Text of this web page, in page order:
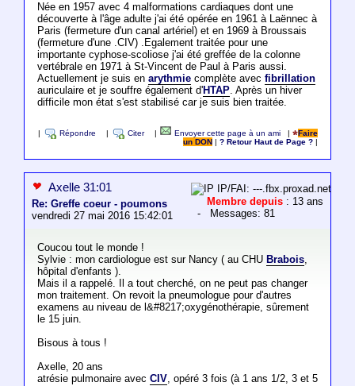
Née en 1957 avec 4 malformations cardiaques dont une
découverte à l'âge adulte j'ai été opérée en 1961 à Laënnec à
Paris (fermeture d'un canal artériel) et en 1969 à Broussais
(fermeture d'une .CIV) .Egalement traitée pour une
importante cyphose-scoliose j'ai été greffée de la colonne
vertébrale en 1971 à St-Vincent de Paul à Paris aussi.
Actuellement je suis en arythmiecomplète avec fibrillation
auriculaire et je souffre également d'HTAP. Après un hiver
difficile mon état s'est stabilisé car je suis bien traitée.
Répondre Citer Envoyer cette page à un ami |
Faire
un DON
|? Retour Haut de Page ?
Axelle 31:01
Re: Greffe coeur - poumons
vendredi 27 mai 2016 15:42:01
IP/FAI: ---.fbx.proxad.net
Membre depuis : 13 ans
- Messages: 81
Coucou tout le monde !
Sylvie : mon cardiologue est sur Nancy ( au CHU Brabois,
hôpital d'enfants ).
Mais il a rappelé. Il a tout cherché, on ne peut pas changer
mon traitement. On revoit la pneumologue pour d'autres
examens au niveau de l&#8217;oxygénothérapie, sûrement
le 15 juin.
Bisous à tous !
Axelle, 20 ans
atrésie pulmonaire avec CIV, opéré 3 fois (à 1 ans 1/2, 3 et 5